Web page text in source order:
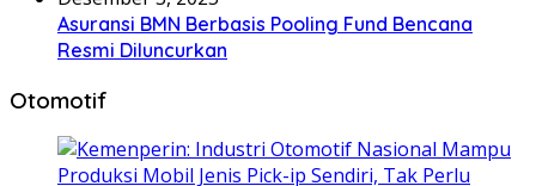
Asuransi BMN Berbasis Pooling Fund Bencana
Resmi Diluncurkan
Otomotif